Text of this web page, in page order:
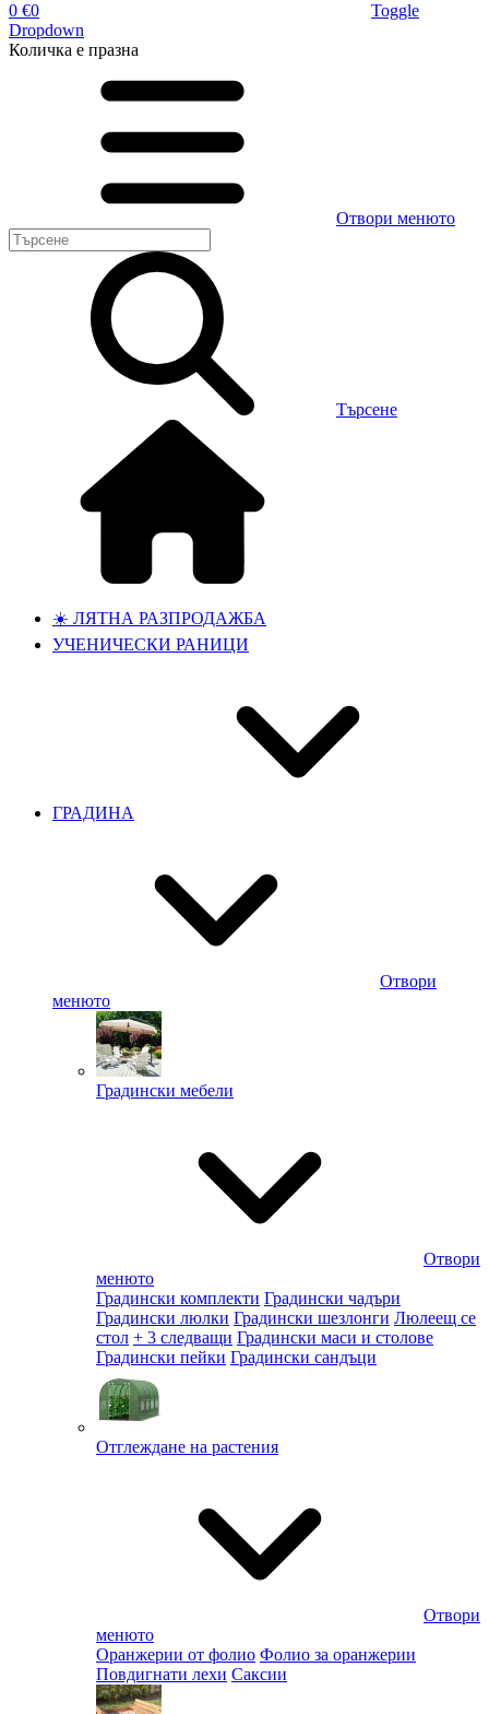
0 €0
Toggle
Dropdown
Количка е празна
Отвори менюто
Търсене
☀️ ЛЯТНА РАЗПРОДАЖБА
УЧЕНИЧЕСКИ РАНИЦИ
ГРАДИНА
Отвори
менюто
Градински мебели
Отвори
менюто
Градински комплекти Градински чадъри
Градински люлки Градински шезлонги Люлеещ се
стол + 3 следващи Градински маси и столове
Градински пейки Градински сандъци
Отглеждане на растения
Отвори
менюто
Оранжерии от фолио Фолио за оранжерии
Повдигнати лехи Саксии